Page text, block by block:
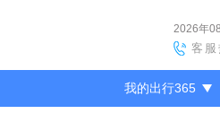
2026年
客服
我的出行365